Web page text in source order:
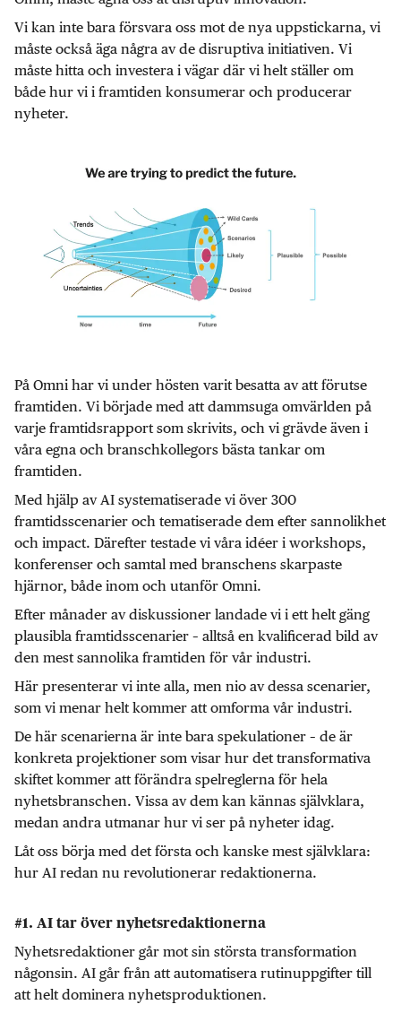
Vi kan inte bara försvara oss mot de nya uppstickarna, vi
måste också äga några av de disruptiva initiativen. Vi
måste hitta och investera i vägar där vi helt ställer om
både hur vi i framtiden konsumerar och producerar
nyheter.
På Omni har vi under hösten varit besatta av att förutse
framtiden. Vi började med att dammsuga omvärlden på
varje framtidsrapport som skrivits, och vi grävde även i
våra egna och branschkollegors bästa tankar om
framtiden.
Med hjälp av AI systematiserade vi över 300
framtidsscenarier och tematiserade dem efter sannolikhet
och impact. Därefter testade vi våra idéer i workshops,
konferenser och samtal med branschens skarpaste
hjärnor, både inom och utanför Omni.
Efter månader av diskussioner landade vi i ett helt gäng
plausibla framtidsscenarier – alltså en kvalificerad bild av
den mest sannolika framtiden för vår industri.
Här presenterar vi inte alla, men nio av dessa scenarier,
som vi menar helt kommer att omforma vår industri.
De här scenarierna är inte bara spekulationer – de är
konkreta projektioner som visar hur det transformativa
skiftet kommer att förändra spelreglerna för hela
nyhetsbranschen. Vissa av dem kan kännas självklara,
medan andra utmanar hur vi ser på nyheter idag.
Låt oss börja med det första och kanske mest självklara:
hur AI redan nu revolutionerar redaktionerna.
#1. AI tar över nyhetsredaktionerna
Nyhetsredaktioner går mot sin största transformation
någonsin. AI går från att automatisera rutinuppgifter till
att helt dominera nyhetsproduktionen.